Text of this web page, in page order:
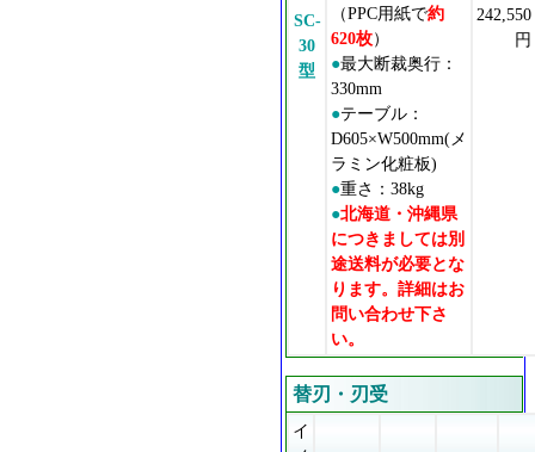
SC-
30
型
（PPC用紙で約
620枚）
●最大断裁奥行：
330mm
●テーブル：
D605×W500mm(メ
ラミン化粧板)
●重さ：38kg
●北海道・沖縄県
につきましては別
途送料が必要とな
ります。詳細はお
問い合わせ下さ
い。
242,550
円
替刃・刃受
イ